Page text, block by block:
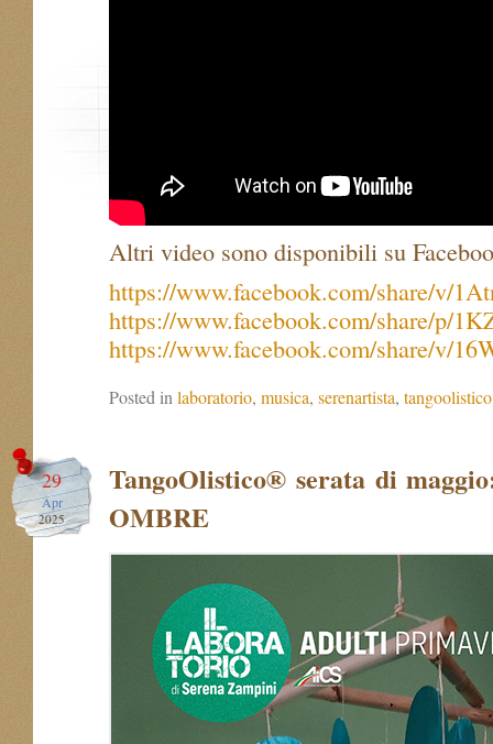
Altri video sono disponibili su
https://www.facebook.com/share/v/
https://www.facebook.com/share/p/
https://www.facebook.com/share/v/
Posted in laboratorio, musica, serenartista, tangoolistico
29
Apr
2025
TangoOlistico® serata di
OMBRE